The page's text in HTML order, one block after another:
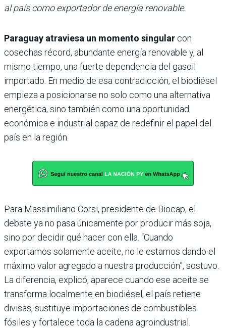
al país como exportador de energía renovable.
Paraguay atraviesa un momento singular con
cosechas récord, abundante energía renovable y, al
mismo tiempo, una fuerte dependencia del gasoil
importado. En medio de esa contradicción, el biodiésel
empieza a posicionarse no solo como una alternativa
energética, sino también como una oportunidad
económica e industrial capaz de redefinir el papel del
país en la región.
Para Massimiliano Corsi, presidente de Biocap, el
debate ya no pasa únicamente por producir más soja,
sino por decidir qué hacer con ella. “Cuando
exportamos solamente aceite, no le estamos dando el
máximo valor agregado a nuestra producción”, sostuvo.
La diferencia, explicó, aparece cuando ese aceite se
transforma localmente en biodiésel, el país retiene
divisas, sustituye importaciones de combustibles
fósiles y fortalece toda la cadena agroindustrial.